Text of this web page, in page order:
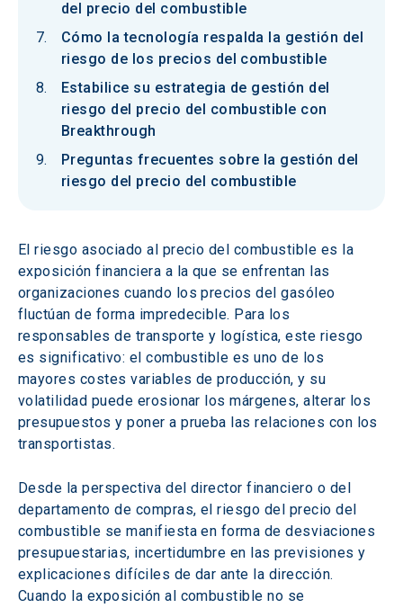
del precio del combustible
Cómo la tecnología respalda la gestión del
riesgo de los precios del combustible
Estabilice su estrategia de gestión del
riesgo del precio del combustible con
Breakthrough
Preguntas frecuentes sobre la gestión del
riesgo del precio del combustible
El riesgo asociado al precio del combustible es la
exposición financiera a la que se enfrentan las
organizaciones cuando los precios del gasóleo
fluctúan de forma impredecible. Para los
responsables de transporte y logística, este riesgo
es significativo: el combustible es uno de los
mayores costes variables de producción, y su
volatilidad puede erosionar los márgenes, alterar los
presupuestos y poner a prueba las relaciones con los
transportistas.
Desde la perspectiva del director financiero o del
departamento de compras, el riesgo del precio del
combustible se manifiesta en forma de desviaciones
presupuestarias, incertidumbre en las previsiones y
explicaciones difíciles de dar ante la dirección.
Cuando la exposición al combustible no se